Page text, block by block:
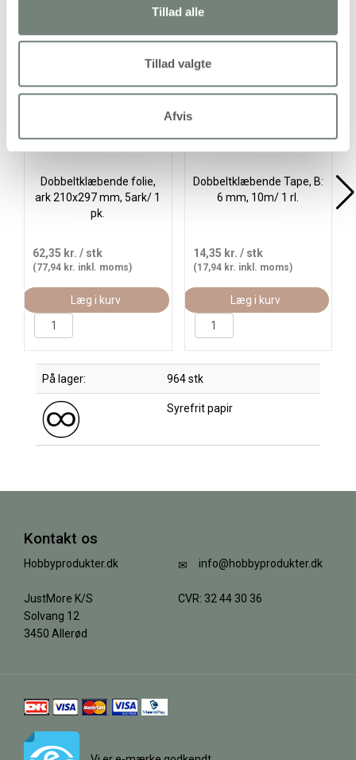
Tillad alle
Tillad valgte
Afvis
Køb mere og spar
Dobbeltklæbende folie,
ark 210x297 mm, 5ark/ 1
pk.
62,35 kr. / stk
(77,94 kr. inkl. moms)
Læg i kurv
Dobbeltklæbende Tape, B:
6 mm, 10m/ 1 rl.
14,35 kr. / stk
(17,94 kr. inkl. moms)
Læg i kurv
På lager: 964 stk
Syrefrit papir
Kontakt os
Hobbyprodukter.dk
JustMore K/S
Solvang 12
3450 Allerød
info@hobbyprodukter.dk
CVR: 32 44 30 36